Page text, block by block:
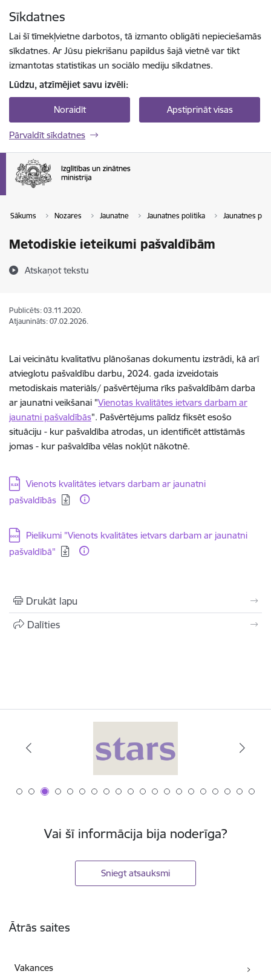
Sīkdatnes
Lai šī tīmekļvietne darbotos, tā izmanto obligāti nepieciešamās
sīkdatnes. Ar Jūsu piekrišanu papildus šajā vietnē var tikt
izmantotas statistikas un sociālo mediju sīkdatnes.
Lūdzu, atzīmējiet savu izvēli:
Noraidīt Apstiprināt visas
Pārvaldīt sīkdatnes
Sākums Nozares Jaunatne Jaunatnes politika Jaunatnes
Metodiskie ieteikumi pašvaldībām
Atskaņot tekstu
Publicēts: 03.11.2020.
Atjaunināts: 07.02.2026.
Lai veicinātu kvalitatīvu plānošanas dokumentu izstrādi, kā arī
atvieglotu pašvaldību darbu, 2024. gada izveidotais
metodiskais materiāls/ pašvērtējuma rīks pašvaldībām darba
ar jaunatni veikšanai "Vienotas kvalitātes ietvars darbam ar
jaunatni pašvaldībās". Pašvērtējums palīdz fiksēt esošo
situāciju - kur pašvaldība atrodas, un identificēt attīstāmās
jomas - kur pašvaldība vēlas nokļūt nākotnē.
Lejupielādēt:
Vienots kvalitātes ietvars darbam ar jaunatni
pašvaldībās
Lejupielādēt:
Pielikumi "Vienots kvalitātes ietvars darbam ar jaunatni
pašvaldībā"
Drukāt lapu
Dalīties
Vai šī informācija bija noderīga?
Sniegt atsauksmi
Ātrās saites
Vakances